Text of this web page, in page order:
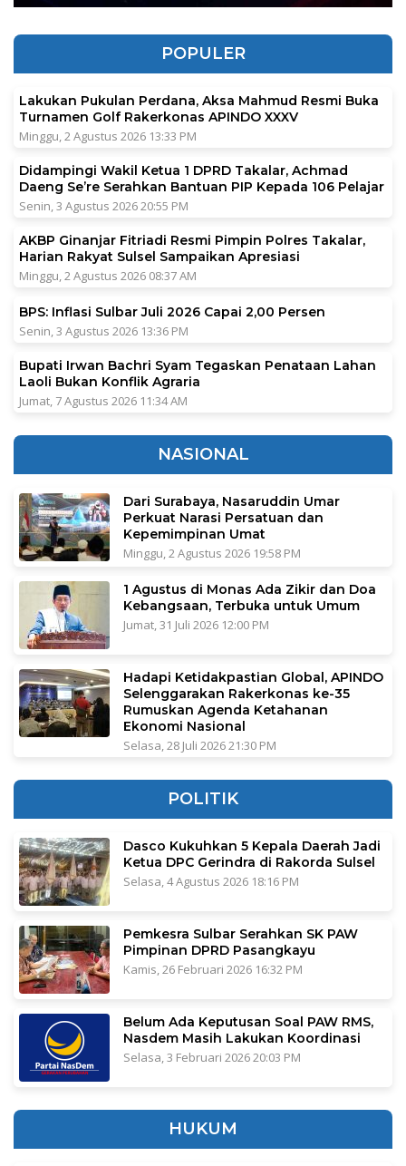
POPULER
Lakukan Pukulan Perdana, Aksa Mahmud Resmi Buka
Turnamen Golf Rakerkonas APINDO XXXV
Minggu, 2 Agustus 2026 13:33 PM
Didampingi Wakil Ketua 1 DPRD Takalar, Achmad
Daeng Se’re Serahkan Bantuan PIP Kepada 106 Pelajar
Senin, 3 Agustus 2026 20:55 PM
AKBP Ginanjar Fitriadi Resmi Pimpin Polres Takalar,
Harian Rakyat Sulsel Sampaikan Apresiasi
Minggu, 2 Agustus 2026 08:37 AM
BPS: Inflasi Sulbar Juli 2026 Capai 2,00 Persen
Senin, 3 Agustus 2026 13:36 PM
Bupati Irwan Bachri Syam Tegaskan Penataan Lahan
Laoli Bukan Konflik Agraria
Jumat, 7 Agustus 2026 11:34 AM
NASIONAL
Dari Surabaya, Nasaruddin Umar
Perkuat Narasi Persatuan dan
Kepemimpinan Umat
Minggu, 2 Agustus 2026 19:58 PM
1 Agustus di Monas Ada Zikir dan Doa
Kebangsaan, Terbuka untuk Umum
Jumat, 31 Juli 2026 12:00 PM
Hadapi Ketidakpastian Global, APINDO
Selenggarakan Rakerkonas ke-35
Rumuskan Agenda Ketahanan
Ekonomi Nasional
Selasa, 28 Juli 2026 21:30 PM
POLITIK
Dasco Kukuhkan 5 Kepala Daerah Jadi
Ketua DPC Gerindra di Rakorda Sulsel
Selasa, 4 Agustus 2026 18:16 PM
Pemkesra Sulbar Serahkan SK PAW
Pimpinan DPRD Pasangkayu
Kamis, 26 Februari 2026 16:32 PM
Belum Ada Keputusan Soal PAW RMS,
Nasdem Masih Lakukan Koordinasi
Selasa, 3 Februari 2026 20:03 PM
HUKUM